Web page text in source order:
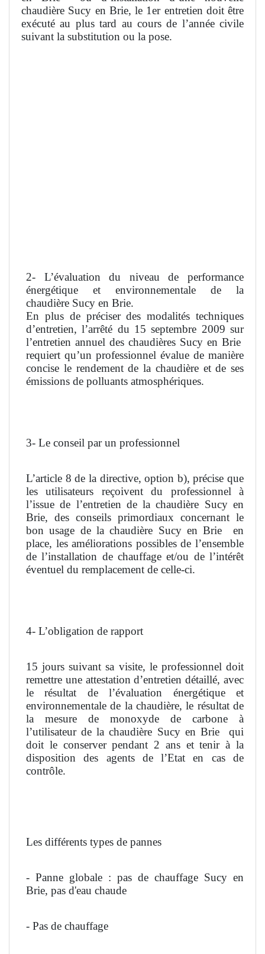
chaudière Sucy en Brie, le 1er entretien doit être
exécuté au plus tard au cours de l’année civile
suivant la substitution ou la pose.
2- L’évaluation du niveau de performance
énergétique et environnementale de la
chaudière Sucy en Brie.
En plus de préciser des modalités techniques
d’entretien, l’arrêté du 15 septembre 2009 sur
l’entretien annuel des chaudières Sucy en Brie
requiert qu’un professionnel évalue de manière
concise le rendement de la chaudière et de ses
émissions de polluants atmosphériques.
3- Le conseil par un professionnel
L’article 8 de la directive, option b), précise que
les utilisateurs reçoivent du professionnel à
l’issue de l’entretien de la chaudière Sucy en
Brie, des conseils primordiaux concernant le
bon usage de la chaudière Sucy en Brie
en
place, les améliorations possibles de l’ensemble
de l’installation de chauffage et/ou de l’intérêt
éventuel du remplacement de celle-ci.
4- L’obligation de rapport
15 jours suivant sa visite, le professionnel doit
remettre une attestation d’entretien détaillé, avec
le résultat de l’évaluation énergétique et
environnementale de la chaudière, le résultat de
la mesure de monoxyde de carbone à
l’utilisateur de la chaudière Sucy en Brie
qui
doit le conserver pendant 2 ans et tenir à la
disposition des agents de l’Etat en cas de
contrôle.
Les différents types de pannes
- Panne globale : pas de chauffage Sucy en
Brie, pas d'eau chaude
- Pas de chauffage